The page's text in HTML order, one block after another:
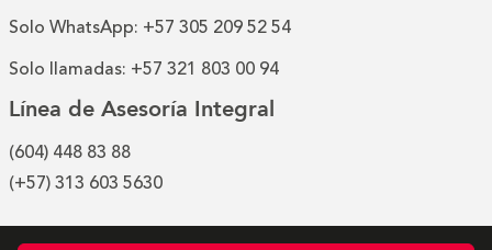
Solo WhatsApp: +57 305 209 52 54
Solo llamadas: +57 321 803 00 94
Línea de Asesoría Integral
(604) 448 83 88
(+57) 313 603 5630